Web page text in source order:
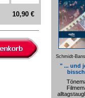
10,90 €
Schmidt-
" ... und